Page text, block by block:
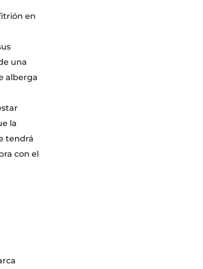
en
una
alberga
la
tendrá
con el